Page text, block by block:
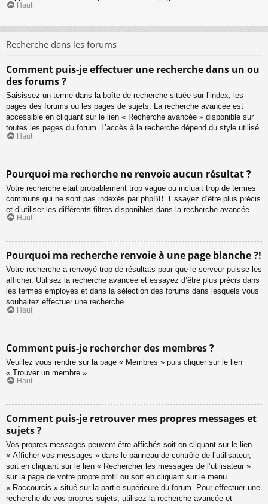
Haut
Recherche dans les forums
Comment puis-je effectuer une recherche dans un ou
des forums ?
Saisissez un terme dans la boîte de recherche située sur l’index, les
pages des forums ou les pages de sujets. La recherche avancée est
accessible en cliquant sur le lien « Recherche avancée » disponible sur
toutes les pages du forum. L’accès à la recherche dépend du style utilisé.
Haut
Pourquoi ma recherche ne renvoie aucun résultat ?
Votre recherche était probablement trop vague ou incluait trop de termes
communs qui ne sont pas indexés par phpBB. Essayez d’être plus précis
et d’utiliser les différents filtres disponibles dans la recherche avancée.
Haut
Pourquoi ma recherche renvoie à une page blanche ?!
Votre recherche a renvoyé trop de résultats pour que le serveur puisse les
afficher. Utilisez la recherche avancée et essayez d’être plus précis dans
les termes employés et dans la sélection des forums dans lesquels vous
souhaitez effectuer une recherche.
Haut
Comment puis-je rechercher des membres ?
Veuillez vous rendre sur la page « Membres » puis cliquer sur le lien
« Trouver un membre ».
Haut
Comment puis-je retrouver mes propres messages et
sujets ?
Vos propres messages peuvent être affichés soit en cliquant sur le lien
« Afficher vos messages » dans le panneau de contrôle de l’utilisateur,
soit en cliquant sur le lien « Rechercher les messages de l’utilisateur »
sur la page de votre propre profil ou soit en cliquant sur le menu
« Raccourcis » situé sur la partie supérieure du forum. Pour effectuer une
recherche de vos propres sujets, utilisez la recherche avancée et